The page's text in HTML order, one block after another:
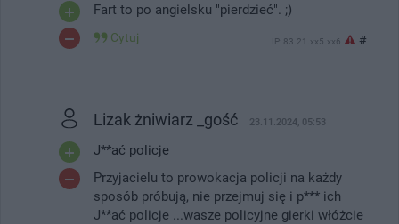
Fart to po angielsku "pierdzieć". ;)
Cytuj IP: 83.21.xx5.xx6 #
Lizak żniwiarz _gość 23.11.2024, 05:53
J**ać policje
Przyjacielu to prowokacja policji na każdy
sposób próbują, nie przejmuj się i p*** ich
J**ać policje ...wasze policyjne gierki włóżcie